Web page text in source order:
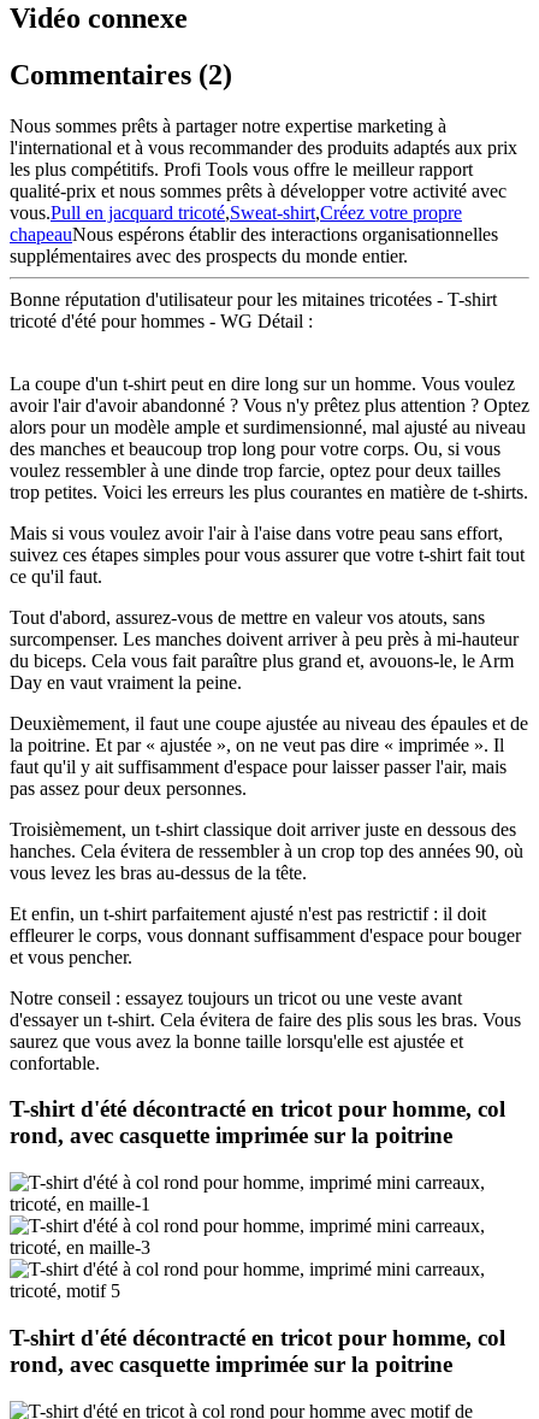
Vidéo connexe
Commentaires (2)
Nous sommes prêts à partager notre expertise marketing à
l'international et à vous recommander des produits adaptés aux prix
les plus compétitifs. Profi Tools vous offre le meilleur rapport
qualité-prix et nous sommes prêts à développer votre activité avec
vous.Pull en jacquard tricoté,Sweat-shirt,Créez votre propre
chapeauNous espérons établir des interactions organisationnelles
supplémentaires avec des prospects du monde entier.
Bonne réputation d'utilisateur pour les mitaines tricotées - T-shirt
tricoté d'été pour hommes - WG Détail :
La coupe d'un t-shirt peut en dire long sur un homme. Vous voulez
avoir l'air d'avoir abandonné ? Vous n'y prêtez plus attention ? Optez
alors pour un modèle ample et surdimensionné, mal ajusté au niveau
des manches et beaucoup trop long pour votre corps. Ou, si vous
voulez ressembler à une dinde trop farcie, optez pour deux tailles
trop petites. Voici les erreurs les plus courantes en matière de t-shirts.
Mais si vous voulez avoir l'air à l'aise dans votre peau sans effort,
suivez ces étapes simples pour vous assurer que votre t-shirt fait tout
ce qu'il faut.
Tout d'abord, assurez-vous de mettre en valeur vos atouts, sans
surcompenser. Les manches doivent arriver à peu près à mi-hauteur
du biceps. Cela vous fait paraître plus grand et, avouons-le, le Arm
Day en vaut vraiment la peine.
Deuxièmement, il faut une coupe ajustée au niveau des épaules et de
la poitrine. Et par « ajustée », on ne veut pas dire « imprimée ». Il
faut qu'il y ait suffisamment d'espace pour laisser passer l'air, mais
pas assez pour deux personnes.
Troisièmement, un t-shirt classique doit arriver juste en dessous des
hanches. Cela évitera de ressembler à un crop top des années 90, où
vous levez les bras au-dessus de la tête.
Et enfin, un t-shirt parfaitement ajusté n'est pas restrictif : il doit
effleurer le corps, vous donnant suffisamment d'espace pour bouger
et vous pencher.
Notre conseil : essayez toujours un tricot ou une veste avant
d'essayer un t-shirt. Cela évitera de faire des plis sous les bras. Vous
saurez que vous avez la bonne taille lorsqu'elle est ajustée et
confortable.
T-shirt d'été décontracté en tricot pour homme, col
rond, avec casquette imprimée sur la poitrine
T-shirt d'été décontracté en tricot pour homme, col
rond, avec casquette imprimée sur la poitrine